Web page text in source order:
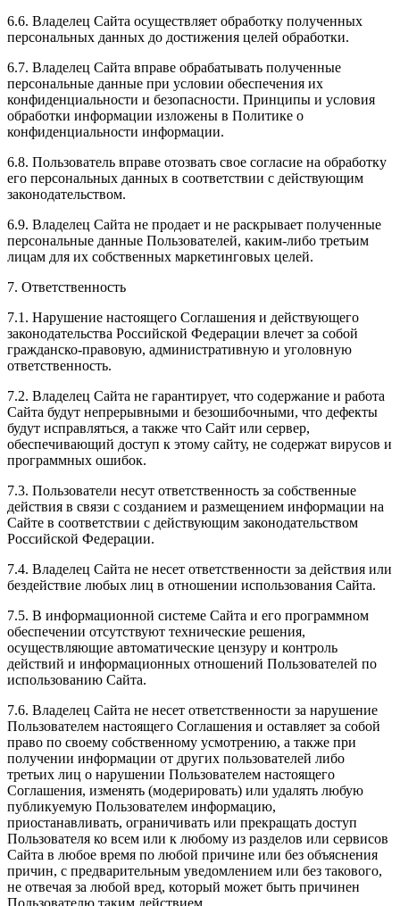
6.6. Владелец Сайта осуществляет обработку полученных
персональных данных до достижения целей обработки.
6.7. Владелец Сайта вправе обрабатывать полученные
персональные данные при условии обеспечения их
конфиденциальности и безопасности. Принципы и условия
обработки информации изложены в Политике о
конфиденциальности информации.
6.8. Пользователь вправе отозвать свое согласие на обработку
его персональных данных в соответствии с действующим
законодательством.
6.9. Владелец Сайта не продает и не раскрывает полученные
персональные данные Пользователей, каким-либо третьим
лицам для их собственных маркетинговых целей.
7. Ответственность
7.1. Нарушение настоящего Соглашения и действующего
законодательства Российской Федерации влечет за собой
гражданско-правовую, административную и уголовную
ответственность.
7.2. Владелец Сайта не гарантирует, что содержание и работа
Сайта будут непрерывными и безошибочными, что дефекты
будут исправляться, а также что Сайт или сервер,
обеспечивающий доступ к этому сайту, не содержат вирусов и
программных ошибок.
7.3. Пользователи несут ответственность за собственные
действия в связи с созданием и размещением информации на
Сайте в соответствии с действующим законодательством
Российской Федерации.
7.4. Владелец Сайта не несет ответственности за действия или
бездействие любых лиц в отношении использования Сайта.
7.5. В информационной системе Сайта и его программном
обеспечении отсутствуют технические решения,
осуществляющие автоматические цензуру и контроль
действий и информационных отношений Пользователей по
использованию Сайта.
7.6. Владелец Сайта не несет ответственности за нарушение
Пользователем настоящего Соглашения и оставляет за собой
право по своему собственному усмотрению, а также при
получении информации от других пользователей либо
третьих лиц о нарушении Пользователем настоящего
Соглашения, изменять (модерировать) или удалять любую
публикуемую Пользователем информацию,
приостанавливать, ограничивать или прекращать доступ
Пользователя ко всем или к любому из разделов или сервисов
Сайта в любое время по любой причине или без объяснения
причин, с предварительным уведомлением или без такового,
не отвечая за любой вред, который может быть причинен